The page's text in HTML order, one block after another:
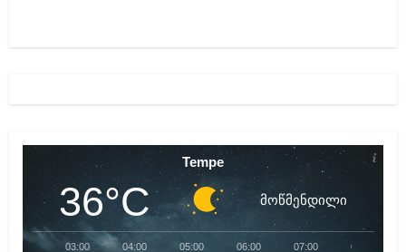
Tempe
36°C მოწმენდილი
03:00 04:00 05:00 06:00 07:00 08:00